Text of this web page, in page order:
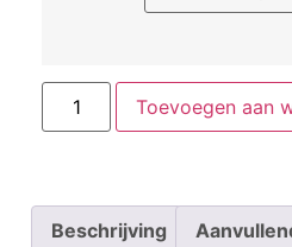
Toevoegen aan
Beschrijving